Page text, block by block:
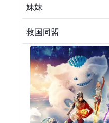
妹妹
救国同盟